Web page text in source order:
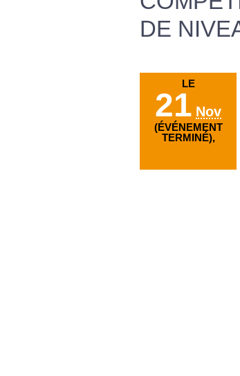
DE
LE
21 Nov
(ÉVÉNEMENT
TERMINÉ),